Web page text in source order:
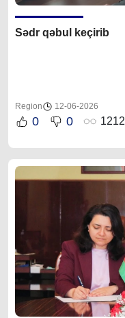
Sədr qəbul keçirib
Region 12-06-2026
0 0 1212